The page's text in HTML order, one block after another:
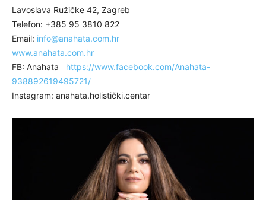
Lavoslava Ružičke 42, Zagreb
Telefon: +385 95 3810 822
Email: info@anahata.com.hr
www.anahata.com.hr
FB: Anahata https://www.facebook.com/Anahata-
938892619495721/
Instagram: anahata.holistički.centar